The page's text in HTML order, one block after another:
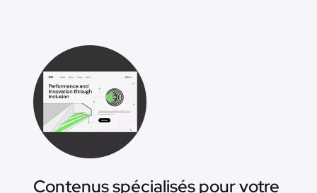
Contenus spécialisés pour votre